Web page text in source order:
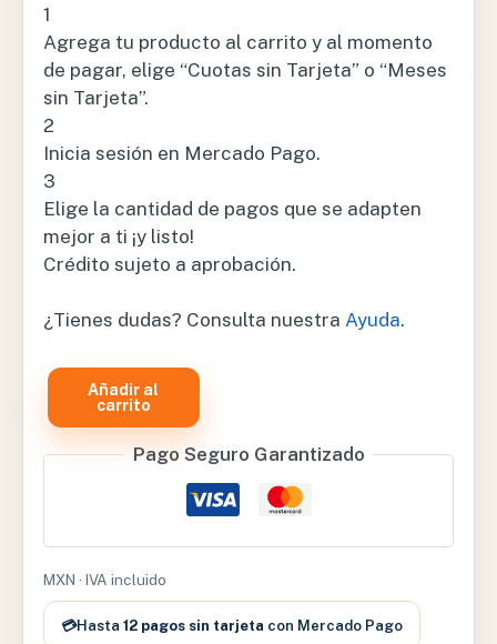
1
Agrega tu producto al carrito y al momento
de pagar, elige “Cuotas sin Tarjeta” o “Meses
sin Tarjeta”.
2
Inicia sesión en Mercado Pago.
3
Elige la cantidad de pagos que se adapten
mejor a ti ¡y listo!
Crédito sujeto a aprobación.
¿Tienes dudas? Consulta nuestra Ayuda.
CLASE
CAJON
ACERO
INOXIDABLE
cantidad
Añadir al
carrito
Pago Seguro Garantizado
MXN · IVA incluido
💳Hasta 12 pagos sin tarjeta con Mercado Pago